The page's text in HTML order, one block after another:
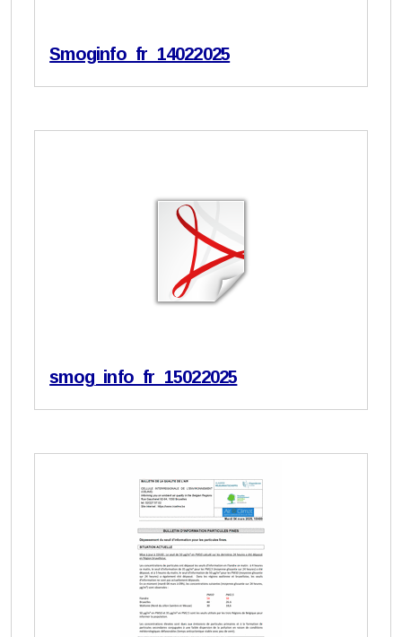
Smoginfo_fr_14022025
smog_info_fr_15022025